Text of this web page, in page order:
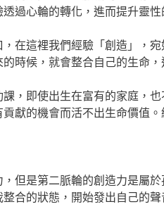
過心輪的轉化，進而提升靈性
在這裡我們經驗「創造」，
時候，就會整合自己的生命，
，即使出生在富有的家庭，
獻的機會而活不出生命價值
但是第二脈輪的創造力是屬
合的狀態，開始發出自己的